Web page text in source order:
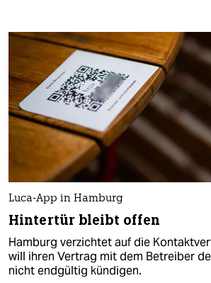
Luca-App in Hamburg
Hintertür bleibt offen
Hamburg verzichtet auf die
will ihren Vertrag mit dem Betreiber
nicht endgültig kündigen.